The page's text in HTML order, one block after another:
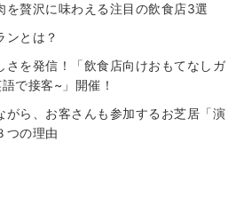
を贅沢に味わえる注目の飲食店3選
ンとは？
さを発信！「飲食店向けおもてなしガ
で接客~」開催！
がら、お客さんも参加するお芝居「演
つの理由